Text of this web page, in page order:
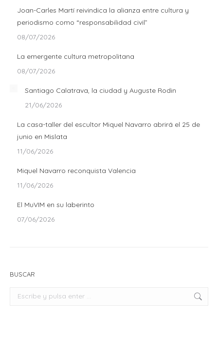
Joan-Carles Martí reivindica la alianza entre cultura y
periodismo como “responsabilidad civil”
08/07/2026
La emergente cultura metropolitana
08/07/2026
Santiago Calatrava, la ciudad y Auguste Rodin
21/06/2026
La casa-taller del escultor Miquel Navarro abrirá el 25 de
junio en Mislata
11/06/2026
Miquel Navarro reconquista Valencia
11/06/2026
El MuVIM en su laberinto
07/06/2026
BUSCAR
Buscar: